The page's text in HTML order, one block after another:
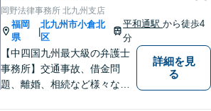
岡野法律事務所 北九州支店
福岡
県
|
北九州市小倉北
区
平和通駅から徒歩4
分
【中四国九州最大級の弁護士
事務所】交通事故、借金問
題、離婚、相続など様々な問
詳細を見
る